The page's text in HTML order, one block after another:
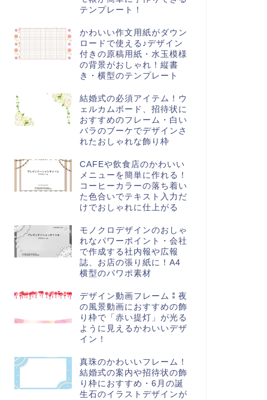
テンプレート！
かわいい作文用紙がダウン
ロードで使える♪デザイン
付きの原稿用紙・水玉模様
の背景がおしゃれ！縦書
き・横型のテンプレート
結婚式の必須アイテム！ウ
ェルカムボード、招待状に
おすすめのフレーム・白い
バラのブーケでデザインさ
れたおしゃれな飾り枠
CAFEや飲食店のかわいい
メニューを簡単に作れる！
コーヒーカラーの落ち着い
た色合いでテキスト入力だ
けでおしゃれに仕上がる
モノクロデザインのおしゃ
れなパワーポイント・会社
で作成する社内報や広報
誌、お店の張り紙に！A4
横型のパワポ素材
デザイン動画フレーム⁑夜
の風景動画におすすめの飾
り枠で「赤い提灯」が光る
ように見えるかわいいデザ
イン！
真珠のかわいいフレーム！
結婚式の案内や招待状の飾
り枠におすすめ・6月の誕
生石のイラストデザインが